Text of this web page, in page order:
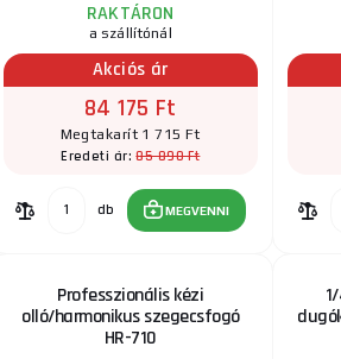
RAKTÁRON
a szállítónál
Akciós ár
84 175 Ft
Megtakarít 1 715 Ft
Eredeti ár:85 890 Ft
db MEGVENNI
Professzionális kézi
olló/harmonikus szegecsfogó
HR-710